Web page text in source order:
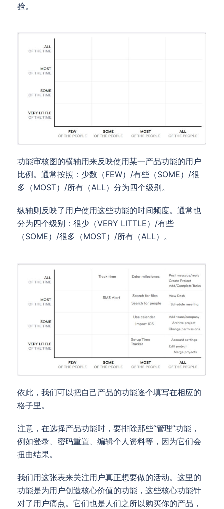
验。
功能审核图的横轴用来反映使用某一产品功能的用户
比例。通常按照：少数（FEW）/有些（SOME）/很
多（MOST）/所有（ALL）分为四个级别。
纵轴则反映了用户使用这些功能的时间频度。通常也
分为四个级别：很少（VERY LITTLE）/有些
（SOME）/很多（MOST）/所有（ALL）。
依此，我们可以把自己产品的功能逐个填写在相应的
格子里。
注意，在选择产品功能时，要排除那些“管理”功能，
例如登录、密码重置、编辑个人资料等，因为它们会
扭曲结果。
我们用这张表来关注用户真正想要做的活动。这里的
功能是为用户创造核心价值的功能，这些核心功能针
对了用户痛点。它们也是人们之所以购买你的产品，